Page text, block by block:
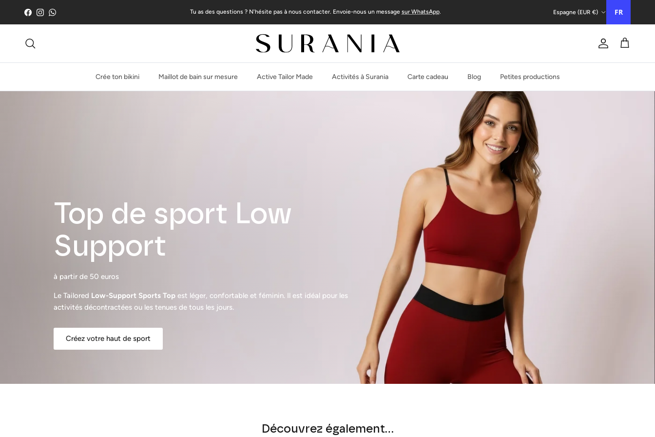
Facebook
InstagramWhatsApp Tu as des questions ? N'hésite pas à nous contacter. Envoie-nous un message sur WhatsApp. Espagne (EUR €) FR
Compte
Chariot
Crée ton bikini Maillot de bain sur mesure Active Tailor Made Activités à Surania Carte cadeau Blog Petites productions
Top de sport Low
Support
à partir de 50 euros
Le Tailored Low-Support Sports Top est léger, confortable et féminin. Il est idéal pour les
activités décontractées ou les tenues de tous les jours.
Créez votre haut de sport
Découvrez également...